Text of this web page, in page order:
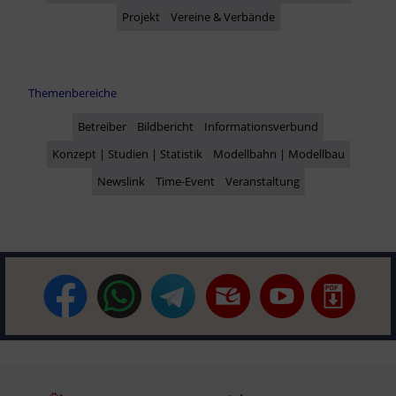
Projekt
Vereine & Verbände
Themenbereiche
Betreiber Bildbericht
Informationsverbund
Konzept | Studien | Statistik
Modellbahn | Modellbau
Newslink
Time-Event Veranstaltung